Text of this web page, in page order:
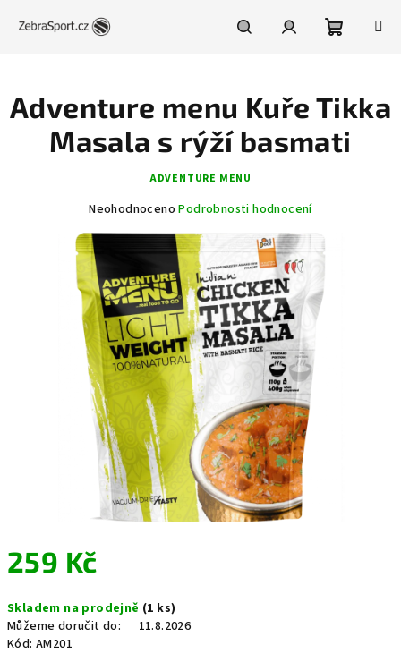
košík
259 Kč
cena:
Skladem na prodejně (1 ks)
Můžeme doručit do:
11.8.2026
Kód: AM201
Adventure menu Kuře Tikka
Masala s rýží basmati
ADVENTURE MENU
Průměrné
produktu
je
0,0
z
hvězdiček.
Neohodnoceno Podrobnosti hodnocení